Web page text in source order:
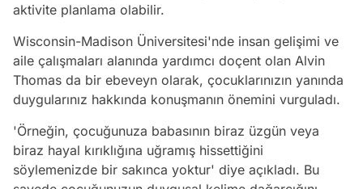
aktivite planlama olabilir.
Wisconsin-Madison Üniversitesi'nde insan gelişimi ve
aile çalışmaları alanında yardımcı doçent olan Alvin
Thomas da bir ebeveyn olarak, çocuklarınızın yanında
duygularınız hakkında konuşmanın önemini vurguladı.
'Örneğin, çocuğunuza babasının biraz üzgün veya
biraz hayal kırıklığına uğramış hissettiğini
söylemenizde bir sakınca yoktur' diye açıkladı. Bu